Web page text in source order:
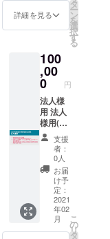
face-to-
face
you are
respon
sible to
cover
the
transpo
rtation
fees
necess
ary.
oto. The
talk will
ZOOM.
Further
more,
you
have
access
to both
the
online
and
face-to-
face
meet
Valid
2021
May
publishi
ng your
name
website
as a
VUJ
Super
FIghter(
Optiona
l) ※支援
時、必
ず備考
欄に名
前の記
載を希
望する
か、ま
たご希
望の名
前をご
thank
you
email
behalf
of our
team お
名前を
ウェブ
サイト
にVUJ
ULTRA
FIGHTE
R記載さ
せてい
ただき
ます。
（任
意） We
will be
publishi
詳細を見る
タ
ー
ン
を
選
択
す
る
100
,00
0 円
法人様
用 法人
様用(法
人用書
類を希
望の場
合には
voiceup
japan@
gmail.c
omに連
絡をい
ただけ
支援
者：
0人
お届
け予
定：
2021
年02
月
こ
の
リ
タ